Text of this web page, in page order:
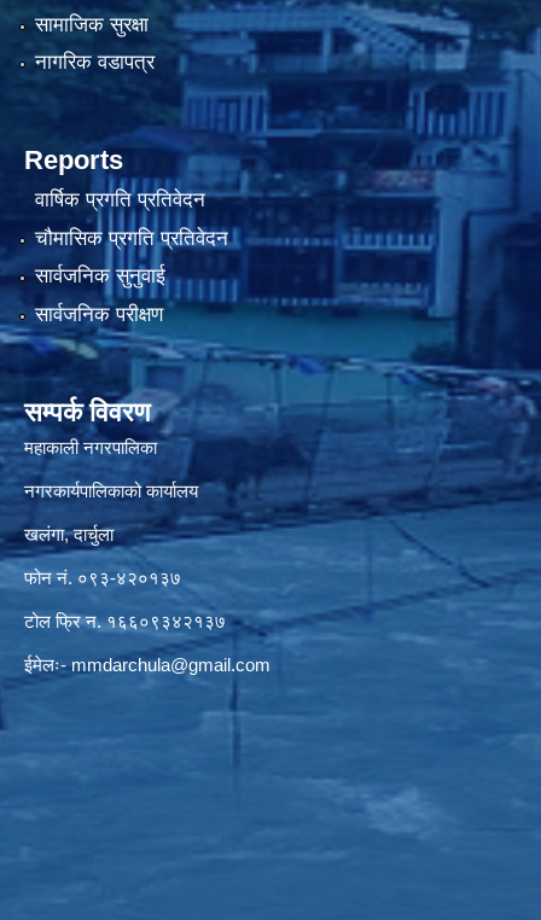
सामाजिक सुरक्षा
नागरिक वडापत्र
Reports
वार्षिक प्रगति प्रतिवेदन
चौमासिक प्रगति प्रतिवेदन
सार्वजनिक सुनुवाई
सार्वजनिक परीक्षण
सम्पर्क विवरण
महाकाली नगरपालिका
नगरकार्यपालिकाको कार्यालय
खलंगा, दार्चुला
फोन नं. ०९३-४२०१३७
टोल फ्रि न. १६६०९३४२१३७
ईमेलः-mmdarchula@gmail.com